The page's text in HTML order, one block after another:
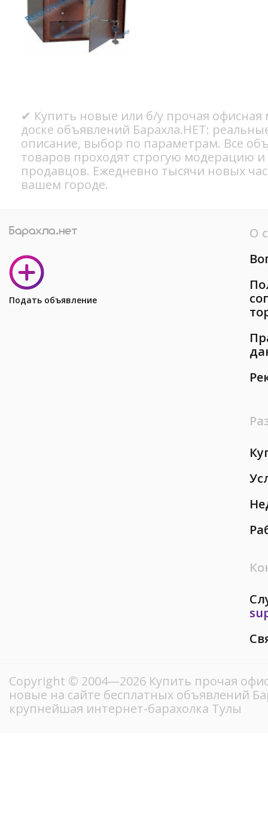
✔ Купить новые или б/у прочая офисная
доске объявлений Барахла.НЕТ:
описание, выбор по параметрам. Все
товаров проходят строгую модерацию
продавцов. Ежедневно тысячи новых
вашем городе.
Подать объявление
О
Copyright © 2004—2026 Купить прочая
новые на сайте бесплатных объявлений
крупнейшая интернет-барахолка Тулы